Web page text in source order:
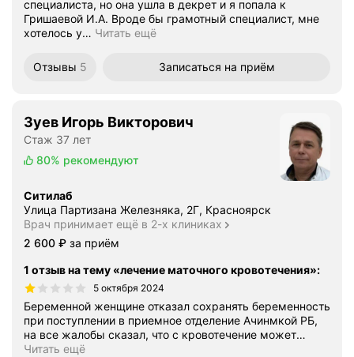
специалиста, но она ушла в декрет и я попала к
Гришаевой И.А. Вроде бы грамотный специалист, мне
хотелось у… Читать ещё
Отзывы 5 Записаться на приём
Зуев Игорь Викторович
Стаж 37 лет
80% рекомендуют
Ситилаб
Улица Партизана Железняка, 2Г, Красноярск
Врач принимает ещё в 2-х клиниках
Цена
2600
2 600 ₽ за приём
1 отзыв на тему «лечение маточного кровотечения»:
5 октября 2024
Беременной женщине отказал сохранять беременность
при поступлении в приемное отделение Ачинмкой РБ,
на все жалобы сказал, что с кровотечение может…
Читать ещё